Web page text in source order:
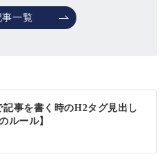
事一覧
記事を書く時のH2タグ見出し
ルール】